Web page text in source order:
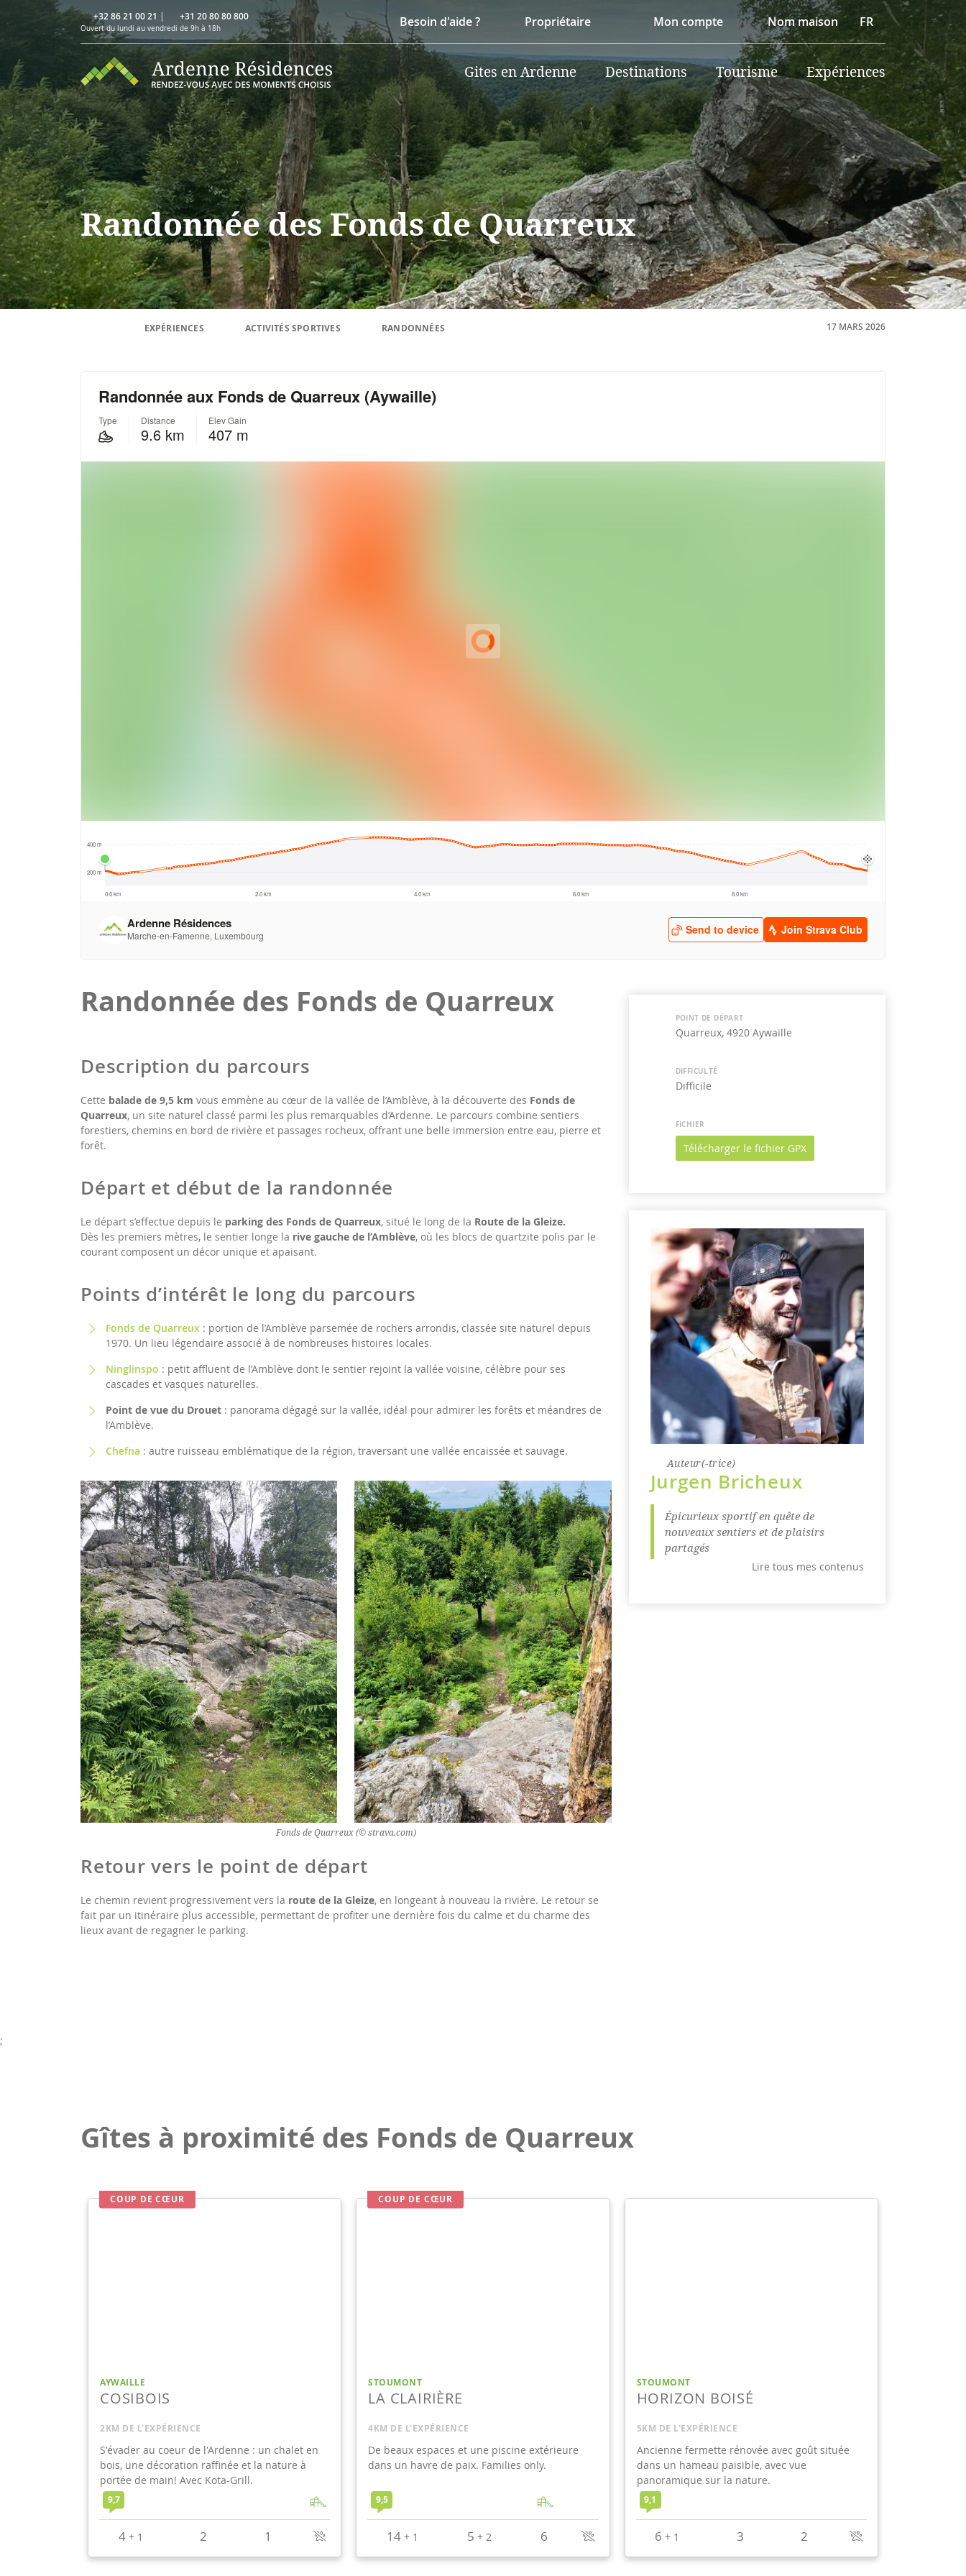
+32 86 21 00 21 | +31 20 80 80 800
Ouvert du lundi au vendredi de 9h à 18h Besoin d'aide ? Propriétaire Mon compte Nom maison FR
Gites en Ardenne Destinations Tourisme Expériences
Randonnée des Fonds de Quarreux
EXPÉRIENCES ACTIVITÉS SPORTIVES RANDONNÉES 17 MARS 2026
POINT DE DÉPART
Quarreux, 4920 Aywaille
DIFFICULTÉ
Difficile
FICHIER
Télécharger le fichier GPX
Auteur(-trice)
Jurgen Bricheux
Épicurieux sportif en quête de
nouveaux sentiers et de plaisirs
partagés
Lire tous mes contenus
Randonnée des Fonds de Quarreux
Description du parcours
Cette balade de 9,5 km vous emmène au cœur de la vallée de l’Amblève, à la découverte des Fonds de
Quarreux, un site naturel classé parmi les plus remarquables d’Ardenne. Le parcours combine sentiers
forestiers, chemins en bord de rivière et passages rocheux, offrant une belle immersion entre eau, pierre et
forêt.
Départ et début de la randonnée
Le départ s’effectue depuis le parking des Fonds de Quarreux, situé le long de la Route de la Gleize.
Dès les premiers mètres, le sentier longe la rive gauche de l’Amblève, où les blocs de quartzite polis par le
courant composent un décor unique et apaisant.
Points d’intérêt le long du parcours
Fonds de Quarreux : portion de l’Amblève parsemée de rochers arrondis, classée site naturel depuis
1970. Un lieu légendaire associé à de nombreuses histoires locales.
Ninglinspo : petit affluent de l’Amblève dont le sentier rejoint la vallée voisine, célèbre pour ses
cascades et vasques naturelles.
Point de vue du Drouet : panorama dégagé sur la vallée, idéal pour admirer les forêts et méandres de
l’Amblève.
Chefna : autre ruisseau emblématique de la région, traversant une vallée encaissée et sauvage.
Fonds de Quarreux (© strava.com)
Retour vers le point de départ
Le chemin revient progressivement vers la route de la Gleize, en longeant à nouveau la rivière. Le retour se
fait par un itinéraire plus accessible, permettant de profiter une dernière fois du calme et du charme des
lieux avant de regagner le parking.
;
Gîtes à proximité des Fonds de Quarreux
COUP DE CŒUR
AYWAILLE
COSIBOIS
2KM DE L'EXPÉRIENCE
S'évader au coeur de l'Ardenne : un chalet en
bois, une décoration raffinée et la nature à
portée de main! Avec Kota-Grill.
9,7
4 + 1 2 1
COUP DE CŒUR
STOUMONT
LA CLAIRIÈRE
4KM DE L'EXPÉRIENCE
De beaux espaces et une piscine extérieure
dans un havre de paix. Families only.
9,5
14 + 1 5 +2 6
STOUMONT
HORIZON BOISÉ
5KM DE L'EXPÉRIENCE
Ancienne fermette rénovée avec goût située
dans un hameau paisible, avec vue
panoramique sur la nature.
9,1
6 + 1 3 2